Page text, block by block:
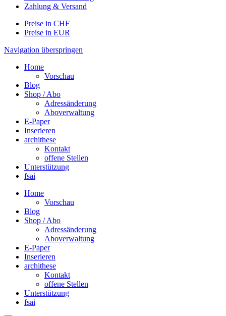
Zahlung & Versand
Preise in CHF
Preise in EUR
Navigation überspringen
Home
Vorschau
Blog
Shop / Abo
Adressänderung
Aboverwaltung
E-Paper
Inserieren
archithese
Kontakt
offene Stellen
Unterstützung
fsai
Home
Vorschau
Blog
Shop / Abo
Adressänderung
Aboverwaltung
E-Paper
Inserieren
archithese
Kontakt
offene Stellen
Unterstützung
fsai